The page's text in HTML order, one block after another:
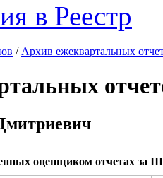
в Реестр
/ Архив ежеквартальных
оценщиком отчетах за III